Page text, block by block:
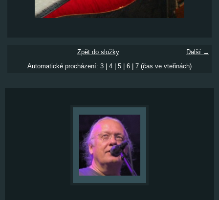
Další →
Zpět do složky
Automatické procházení: 3 4 5 6 7 (čas ve vteřinách)